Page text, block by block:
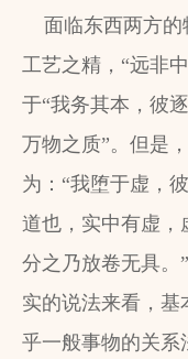
面临东西两方
工艺之精，“远非
于“我务其本，彼
万物之质”。但是
为：“我堕于虚，
道也，实中有虚，
分之乃放卷无具。
实的说法来看，基
乎一般事物的关系